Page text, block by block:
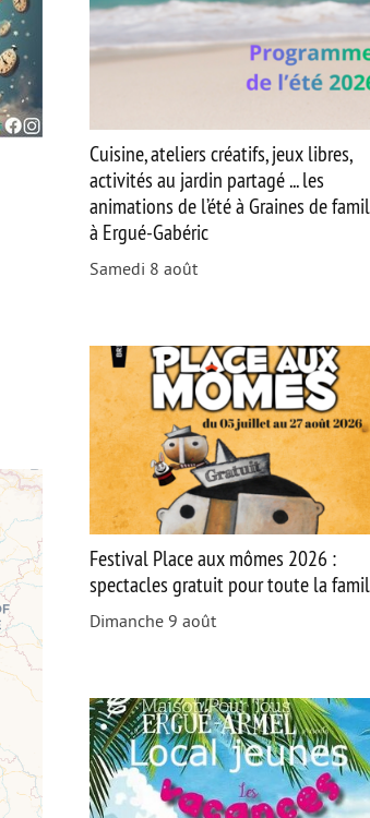
Cuisine, ateliers créatifs, jeux libres,
activités au jardin partagé ... les
animations de l’été à Graines de
à Ergué-Gabéric
Samedi 8 août
Festival Place aux mômes 2026 :
spectacles gratuit pour toute la
Dimanche 9 août